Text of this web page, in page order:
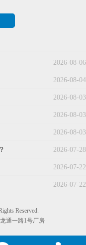
2026-08-06
2026-08-04
2026-08-03
2026-08-03
2026-08-03
2026-07-28
2026-07-22
2026-07-22
Reserved.
通一路1号厂房